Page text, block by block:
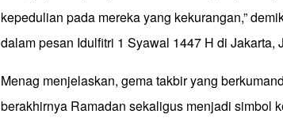
kepedulian pada mereka yang kekurangan,”
dalam pesan Idulfitri 1 Syawal 1447 H di Jakarta,
Menag menjelaskan, gema takbir yang
berakhirnya Ramadan sekaligus menjadi simbol